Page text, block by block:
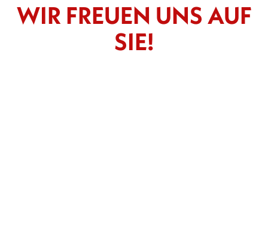
WIR FREUEN UNS AUF
SIE!